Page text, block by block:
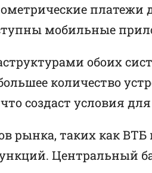
платежи
мобильные
обоих
количество
создаст условия
рынка, таких как
Центральный